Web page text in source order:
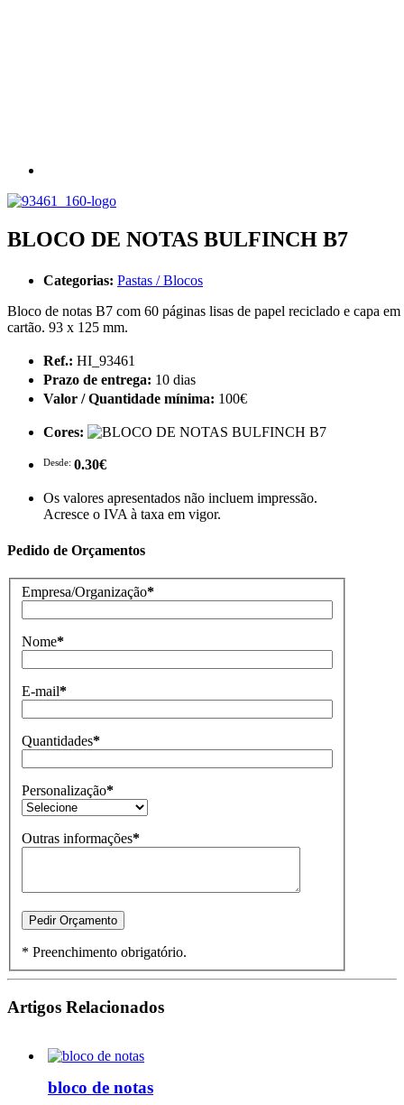
BLOCO DE NOTAS BULFINCH B7
Categorias: Pastas / Blocos
Bloco de notas B7 com 60 páginas lisas de papel reciclado e capa em
cartão. 93 x 125 mm.
Ref.: HI_93461
Prazo de entrega: 10 dias
Valor / Quantidade mínima: 100€
Cores:
Desde: 0.30€
Os valores apresentados não incluem impressão.
Acresce o IVA à taxa em vigor.
Pedido de Orçamentos
Empresa/Organização*
Nome*
E-mail*
Quantidades*
Personalização*
Outras informações*
* Preenchimento obrigatório.
Artigos Relacionados
bloco de notas